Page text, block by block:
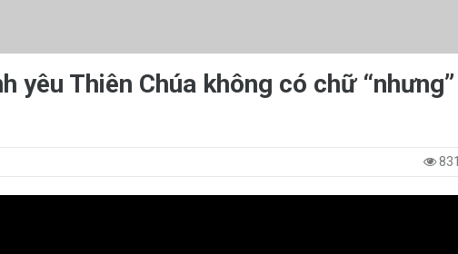
yêu Thiên Chúa không có chữ “nhưng”
831